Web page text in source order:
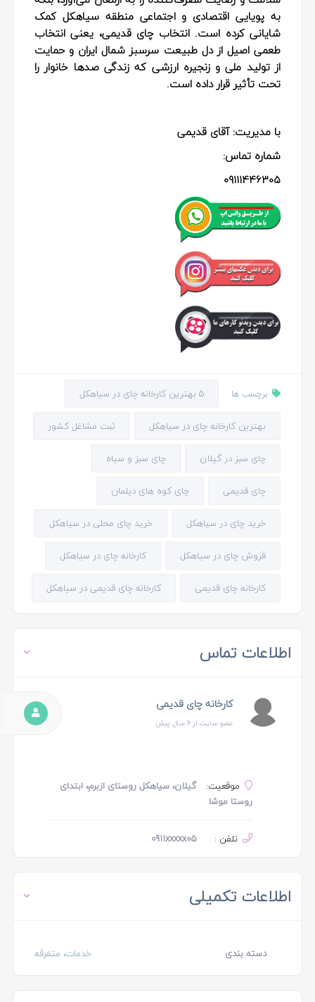
به پویایی اقتصادی و اجتماعی منطقه سیاهکل کمک
شایانی کرده است. انتخاب چای قدیمی، یعنی انتخاب
طعمی اصیل از دل طبیعت سرسبز شمال ایران و حمایت
از تولید ملی و زنجیره ارزشی که زندگی صدها خانوار را
تحت تأثیر قرار داده است.
با مدیریت: آقای قدیمی
شماره تماس:
09111446305
برچسب ها 5 بهترین کارخانه چای در سیاهکل
بهترین کارخانه چای در سیاهکل ثبت مشاغل کشور
چای سبز در گیلان چای سبز و سیاه
چای قدیمی چای کوه های دیلمان
خرید چای در سیاهکل خرید چای محلی در سیاهکل
فروش چای در سیاهکل کارخانه چای در سیاهکل
کارخانه چای قدیمی کارخانه چای قدیمی در سیاهکل
اطلاعات تماس
کارخانه چای قدیمی
عضو سایت از 6 سال پیش
موقعیت:
گیلان، سیاهکل روستای ازبرم، ابتدای
روستا موشا
تلفن : 0911xxxxx05
اطلاعات تکمیلی
دسته بندی خدمات، متفرقه